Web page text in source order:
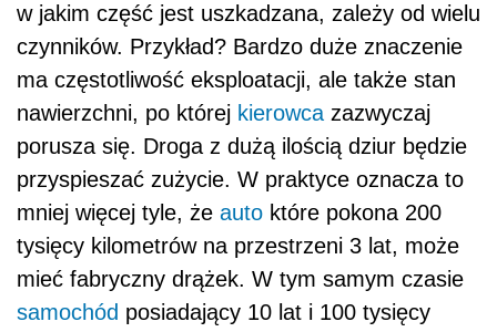
w jakim część jest uszkadzana, zależy od wielu
czynników. Przykład? Bardzo duże znaczenie
ma częstotliwość eksploatacji, ale także stan
nawierzchni, po której kierowca zazwyczaj
porusza się. Droga z dużą ilością dziur będzie
przyspieszać zużycie. W praktyce oznacza to
mniej więcej tyle, że auto które pokona 200
tysięcy kilometrów na przestrzeni 3 lat, może
mieć fabryczny drążek. W tym samym czasie
samochód posiadający 10 lat i 100 tysięcy